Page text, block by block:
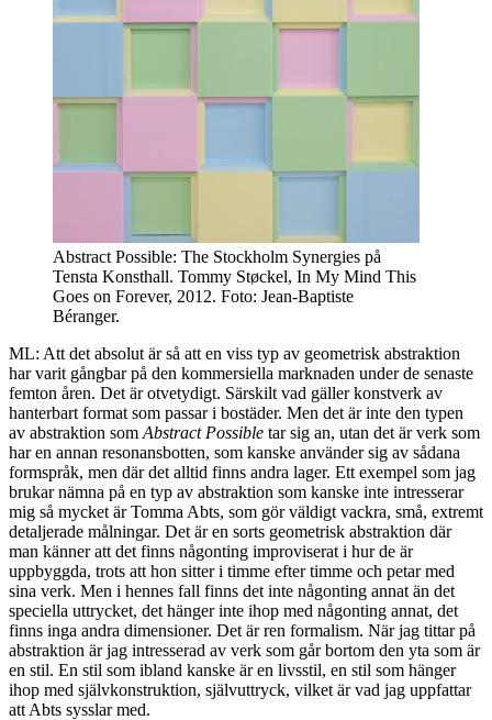
Abstract Possible: The Stockholm Synergies på
Tensta Konsthall. Tommy Støckel, In My Mind This
Goes on Forever, 2012. Foto: Jean-Baptiste
Béranger.
ML: Att det absolut är så att en viss typ av geometrisk abstraktion
har varit gångbar på den kommersiella marknaden under de senaste
femton åren. Det är otvetydigt. Särskilt vad gäller konstverk av
hanterbart format som passar i bostäder. Men det är inte den typen
av abstraktion som Abstract Possible tar sig an, utan det är verk som
har en annan resonansbotten, som kanske använder sig av sådana
formspråk, men där det alltid finns andra lager. Ett exempel som jag
brukar nämna på en typ av abstraktion som kanske inte intresserar
mig så mycket är Tomma Abts, som gör väldigt vackra, små, extremt
detaljerade målningar. Det är en sorts geometrisk abstraktion där
man känner att det finns någonting improviserat i hur de är
uppbyggda, trots att hon sitter i timme efter timme och petar med
sina verk. Men i hennes fall finns det inte någonting annat än det
speciella uttrycket, det hänger inte ihop med någonting annat, det
finns inga andra dimensioner. Det är ren formalism. När jag tittar på
abstraktion är jag intresserad av verk som går bortom den yta som är
en stil. En stil som ibland kanske är en livsstil, en stil som hänger
ihop med självkonstruktion, självuttryck, vilket är vad jag uppfattar
att Abts sysslar med.